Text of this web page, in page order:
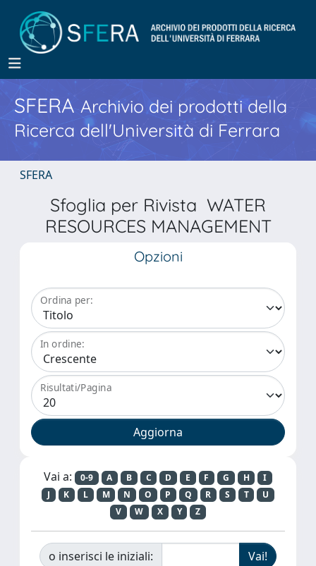
SFERA Archivio dei prodotti della
Ricerca dell'Università di Ferrara
SFERA
Sfoglia per Rivista WATER
RESOURCES MANAGEMENT
Opzioni
Ordina per:
In ordine:
Risultati/Pagina
Vai a: 0-9 A B C D E F G H
I
J
K L M N O P Q R S T
U
V
W X Y Z
o inserisci le iniziali: